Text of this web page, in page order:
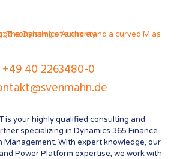
+49 40 2263480-0
is your highly qualified consulting and
specializing in Dynamics 365 Finance
Management. With expert knowledge, our
Power Platform expertise, we work with